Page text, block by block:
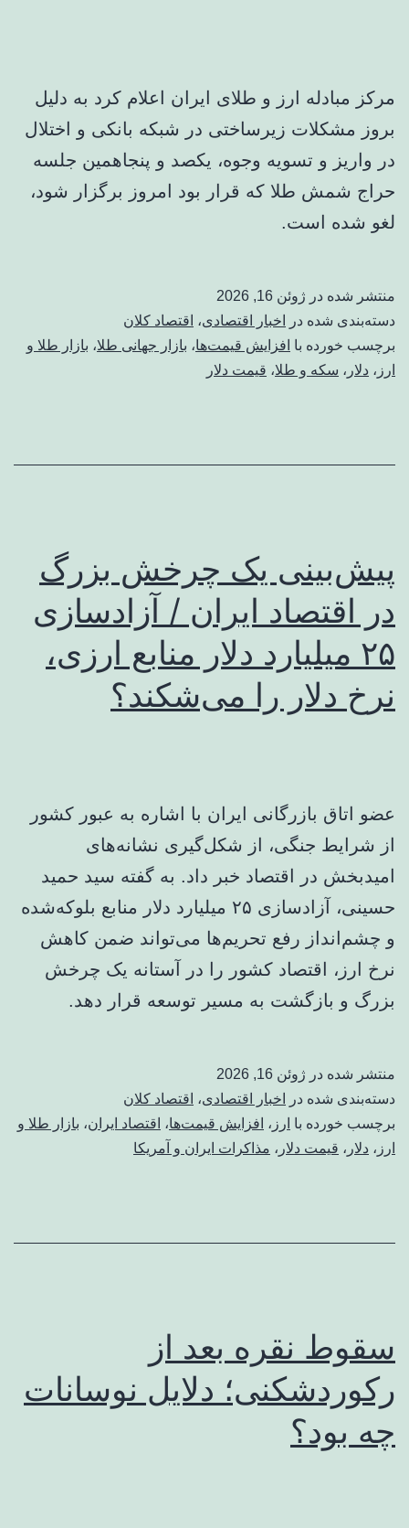
مرکز مبادله ارز و طلای ایران اعلام کرد به دلیل
بروز مشکلات زیرساختی در شبکه بانکی و اختلال
در واریز و تسویه وجوه، یکصد و پنجاهمین جلسه
حراج شمش طلا که قرار بود امروز برگزار شود،
لغو شده است.
منتشر شده در ژوئن 16, 2026
دسته‌بندی شده در
اخبار اقتصادی، اقتصاد کلان
برچسب خورده با افزایش قیمت‌ها، بازار جهانی طلا، بازار طلا و
ارز ، دلار ، سکه و طلا، قیمت دلار
پیش‌بینی یک چرخش بزرگ
در اقتصاد ایران / آزادسازی
۲۵ میلیارد دلار منابع ارزی،
نرخ دلار را می‌شکند؟
عضو اتاق بازرگانی ایران با اشاره به عبور کشور
از شرایط جنگی، از شکل‌گیری نشانه‌های
امیدبخش در اقتصاد خبر داد. به گفته سید حمید
حسینی، آزادسازی ۲۵ میلیارد دلار منابع بلوکه‌شده
و چشم‌انداز رفع تحریم‌ها می‌تواند ضمن کاهش
نرخ ارز، اقتصاد کشور را در آستانه یک چرخش
بزرگ و بازگشت به مسیر توسعه قرار دهد.
منتشر شده در ژوئن 16, 2026
دسته‌بندی شده در
اخبار اقتصادی، اقتصاد کلان
برچسب خورده با ارز ، افزایش قیمت‌ها، اقتصاد ایران، بازار طلا و
ارز ، دلار ، قیمت دلار ، مذاکرات ایران و آمریکا
سقوط نقره بعد از
رکوردشکنی؛ دلایل نوسانات
چه بود؟